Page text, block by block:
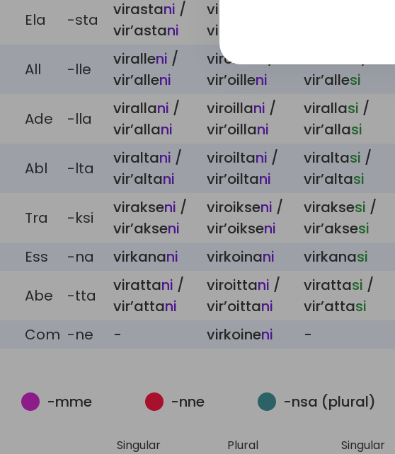
Ela
-sta
virastani /
vir’astani
viroista
vir’oista
All
-lle
viralleni /
vir’alleni
viroille
vir’oilleni
vir’allesi
Ade
-lla
virallani /
vir’allani
viroillani /
vir’oillani
virallasi /
vir’allasi
Abl
-lta
viraltani /
vir’altani
viroiltani /
vir’oiltani
viraltasi /
vir’altasi
Tra
-ksi
virakseni /
vir’akseni
viroikseni /
vir’oikseni
viraksesi /
vir’aksesi
Ess
-na virkanani virkoinani virkanasi
Abe
-tta
virattani /
vir’attani
viroittani /
vir’oittani
virattasi /
vir’attasi
Com -ne - virkoineni -
-mme -nne -nsa (plural)
Singular Plural Singular